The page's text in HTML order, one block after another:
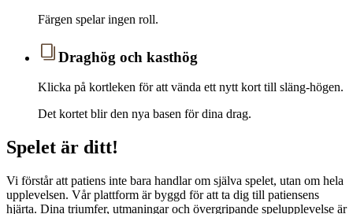
Färgen spelar ingen roll.
Draghög och kasthög
Klicka på kortleken för att vända ett nytt kort till släng-högen.
Det kortet blir den nya basen för dina drag.
Spelet är ditt!
Vi förstår att patiens inte bara handlar om själva spelet, utan om hela
upplevelsen. Vår plattform är byggd för att ta dig till patiensens
hjärta. Dina triumfer, utmaningar och övergripande spelupplevelse är